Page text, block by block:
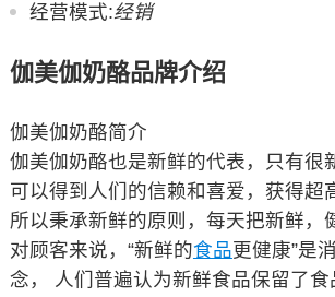
经营模式:经销
伽美伽奶酪品牌介绍
伽美伽奶酪简介
伽美伽奶酪也是新鲜的代表，只有很
可以得到人们的信赖和喜爱，获得超
所以秉承新鲜的原则，每天把新鲜，
对顾客来说，“新鲜的食品更健康”是
念， 人们普遍认为新鲜食品保留了